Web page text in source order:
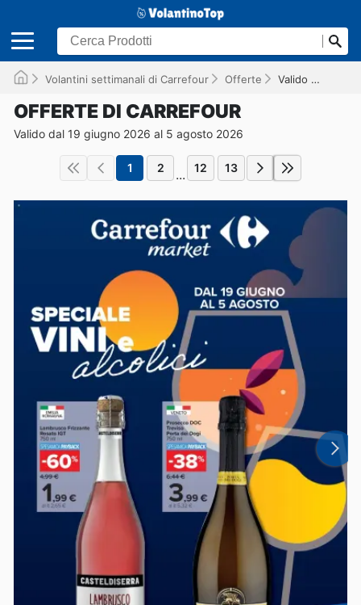
Volantini settimanali di Carrefour Offerte Valido fino al 05/08/2026
OFFERTE DI CARREFOUR
Valido dal 19 giugno 2026 al 5 agosto 2026
1 2 ... 12 13